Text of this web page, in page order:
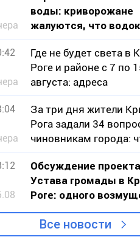
воды: криворожане
жалуются, что
не признает
Где не будет света в
Роге и районе с 7 по
августа: адреса
За три дня жители
Рога задали 34
чиновникам города:
беспокоило
Обсуждение проекта
Устава громады в
Роге: одного
мало, нужно
Все новости